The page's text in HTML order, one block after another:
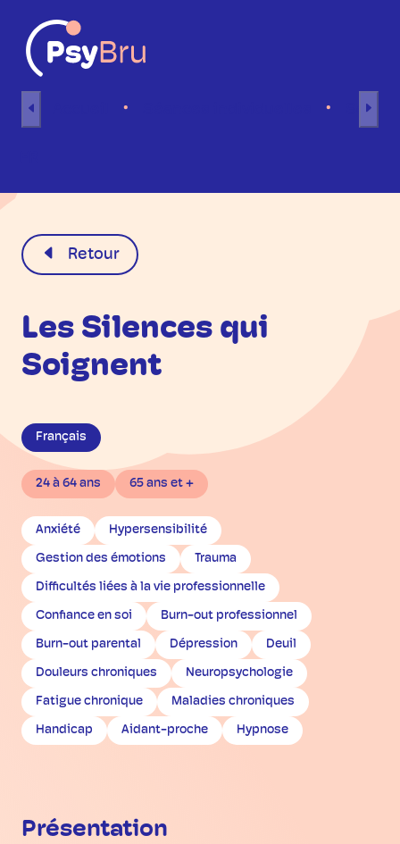
Retour
Les Silences qui
Soignent
Français
24 à 64 ans 65 ans et +
Anxiété Hypersensibilité
Gestion des émotions Trauma
Difficultés liées à la vie professionnelle
Confiance en soi Burn-out professionnel
Burn-out parental Dépression Deuil
Douleurs chroniques Neuropsychologie
Fatigue chronique Maladies chroniques
Handicap Aidant-proche Hypnose
Présentation